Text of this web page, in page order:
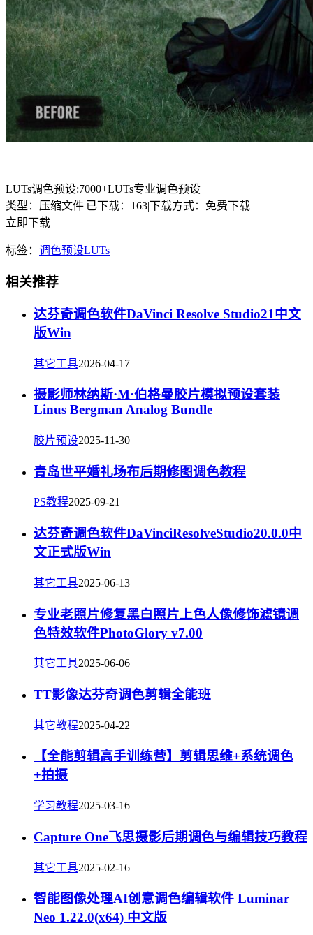
LUTs调色预设:7000+LUTs专业调色预设
类型：压缩文件|已下载：163|下载方式：免费下载
立即下载
标签： 调色预设LUTs
相关推荐
达芬奇调色软件DaVinci Resolve Studio21中文
版Win
其它工具2026-04-17
摄影师林纳斯·M·伯格曼胶片模拟预设套装
Linus Bergman Analog Bundle
胶片预设2025-11-30
青岛世平婚礼场布后期修图调色教程
PS教程2025-09-21
达芬奇调色软件DaVinciResolveStudio20.0.0中
文正式版Win
其它工具2025-06-13
专业老照片修复黑白照片上色人像修饰滤镜调
色特效软件PhotoGlory v7.00
其它工具2025-06-06
TT影像达芬奇调色剪辑全能班
其它教程2025-04-22
【全能剪辑高手训练营】剪辑思维+系统调色
+拍摄
学习教程2025-03-16
Capture One飞思摄影后期调色与编辑技巧教程
其它工具2025-02-16
智能图像处理AI创意调色编辑软件 Luminar
Neo 1.22.0(x64) 中文版